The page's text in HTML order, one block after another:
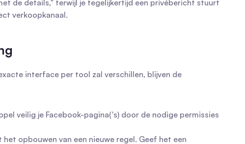
de details," terwijl je tegelijkertijd een privébericht stuurt
verkoopkanaal.
interface per tool zal verschillen, blijven de
veilig je Facebook-pagina('s) door de nodige permissies
opbouwen van een nieuwe regel. Geef het een